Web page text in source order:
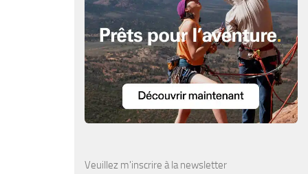
Veuillez m'inscrire à la newsletter